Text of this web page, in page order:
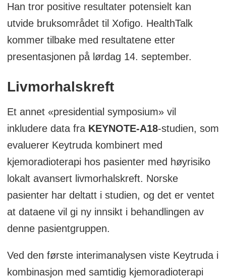
Han tror positive resultater potensielt kan
utvide bruksområdet til Xofigo. HealthTalk
kommer tilbake med resultatene etter
presentasjonen på lørdag 14. september.
Livmorhalskreft
Et annet «presidential symposium» vil
inkludere data fra KEYNOTE-A18-studien, som
evaluerer Keytruda kombinert med
kjemoradioterapi hos pasienter med høyrisiko
lokalt avansert livmorhalskreft. Norske
pasienter har deltatt i studien, og det er ventet
at dataene vil gi ny innsikt i behandlingen av
denne pasientgruppen.
Ved den første interimanalysen viste Keytruda i
kombinasjon med samtidig kjemoradioterapi